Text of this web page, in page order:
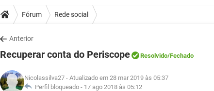
Fórum Rede social
Anterior
Recuperar conta do Periscope Resolvido/Fechado
Nicolassilva27 - Atualizado em 28 mar 2019 às 05:37
Perfil bloqueado - 17 ago 2018 às 05:12